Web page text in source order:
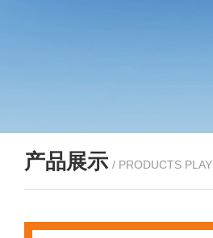
产品展示 / PRODUCTS PLAY